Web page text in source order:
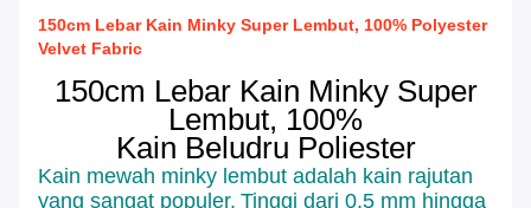
150cm Lebar Kain Minky Super Lembut, 100% Polyester
Velvet Fabric
150cm Lebar Kain Minky Super
Lembut, 100%
Kain Beludru Poliester
Kain mewah minky lembut adalah kain rajutan
yang sangat populer. Tinggi dari 0,5 mm hingga